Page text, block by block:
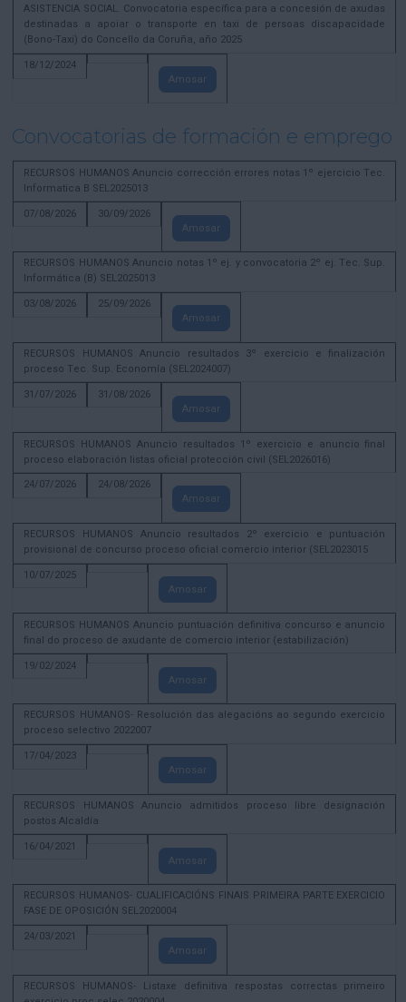
ASISTENCIA SOCIAL. Convocatoria específica para a concesión de axudas
destinadas a apoiar o transporte en taxi de persoas discapacidade
(Bono-Taxi) do Concello da Coruña, año 2025
18/12/2024
Amosar
Convocatorias de formación e emprego
RECURSOS HUMANOS Anuncio corrección errores notas 1º ejercicio Tec.
Informatica B SEL2025013
07/08/2026
30/09/2026
Amosar
RECURSOS HUMANOS Anuncio notas 1º ej. y convocatoria 2º ej. Tec. Sup.
Informática (B) SEL2025013
03/08/2026
25/09/2026
Amosar
RECURSOS HUMANOS Anuncio resultados 3º exercicio e finalización
proceso Tec. Sup. Economía (SEL2024007)
31/07/2026
31/08/2026
Amosar
RECURSOS HUMANOS Anuncio resultados 1º exercicio e anuncio final
proceso elaboración listas oficial protección civil (SEL2026016)
24/07/2026
24/08/2026
Amosar
RECURSOS HUMANOS Anuncio resultados 2º exercicio e puntuación
provisional de concurso proceso oficial comercio interior (SEL2023015
10/07/2025
Amosar
RECURSOS HUMANOS Anuncio puntuación definitiva concurso e anuncio
final do proceso de axudante de comercio interior (estabilización)
19/02/2024
Amosar
RECURSOS HUMANOS- Resolución das alegacións ao segundo exercicio
proceso selectivo 2022007
17/04/2023
Amosar
RECURSOS HUMANOS Anuncio admitidos proceso libre designación
postos Alcaldía
16/04/2021
Amosar
RECURSOS HUMANOS- CUALIFICACIÓNS FINAIS PRIMEIRA PARTE EXERCICIO
FASE DE OPOSICIÓN SEL2020004
24/03/2021
Amosar
RECURSOS HUMANOS- Listaxe definitiva respostas correctas primeiro